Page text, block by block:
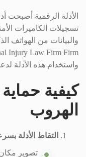
الأدلة الرقمية أصبحت
واستخدام هذه الأدلة
كيفية
الهروب
التقاط الأدلة
تصوير